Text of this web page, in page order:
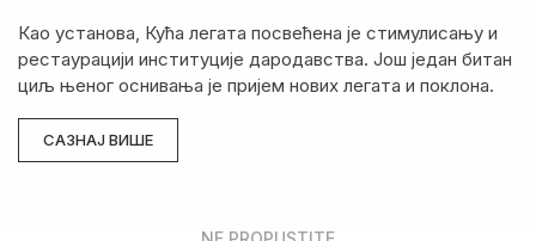
Као установа, Кућа легата посвећена је стимулисању и
рестаурацији институције дародавства. Још један битан
циљ њеног оснивања је пријем нових легата и поклона.
САЗНАЈ ВИШЕ